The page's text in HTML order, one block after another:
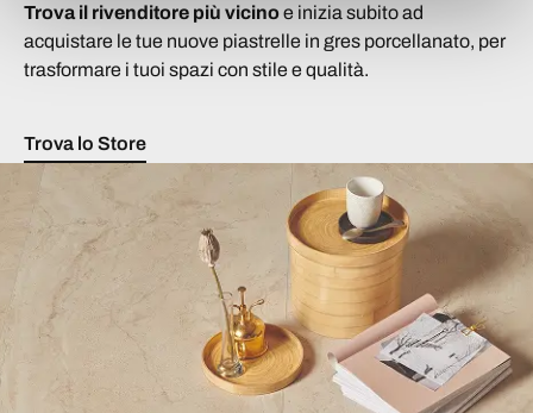
Trova il rivenditore più vicinoe inizia subito ad
acquistare le tue nuove piastrelle in gres porcellanato, per
trasformare i tuoi spazi con stile e qualità.
Trova lo Store